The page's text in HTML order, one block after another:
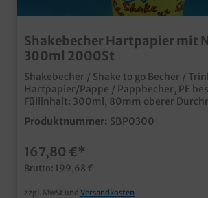
Shakebecher Hartpapier mit
300ml 2000St
Shakebecher / Shake to go Becher /
Hartpapier/Pappe / Pappbecher, PE
Füllinhalt: 300ml, 80mm oberer
Stück im Karton mit gelben Neutraldruck "Take a
Shake" Ideal für Milchshakes oder auch Proteinshakes
durchweichsicher dank PE Beschichtung passende
Kreuzschlitzdeckel separat erhältlich Qualität Made in
Germany schon ab 50.000 Stück individuell
bedruckbar
Produktnummer: SBP0300
167,80 €*
Brutto: 199,68 €
zzgl. MwSt und Versandkosten